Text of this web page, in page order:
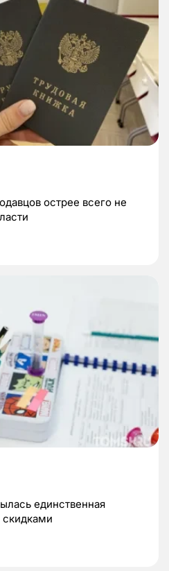
острее всего не
единственная
скидками